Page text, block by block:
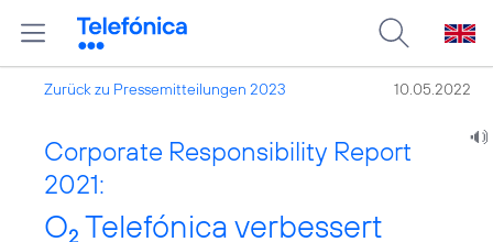
Zurück zu Pressemitteilungen 2023 10.05.2022
Corporate Responsibility Report
2021:
O2 Telefónica verbessert